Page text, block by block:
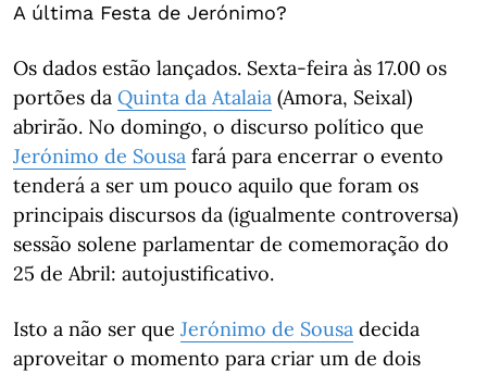
A última Festa de Jerónimo?
Os dados estão lançados. Sexta-feira às 17.00 os
portões da Quinta da Atalaia (Amora, Seixal)
abrirão. No domingo, o discurso político que
Jerónimo de Sousa fará para encerrar o evento
tenderá a ser um pouco aquilo que foram os
principais discursos da (igualmente controversa)
sessão solene parlamentar de comemoração do
25 de Abril: autojustificativo.
Isto a não ser que Jerónimo de Sousa decida
aproveitar o momento para criar um de dois